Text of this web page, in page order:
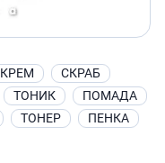
КРЕМ
СКРАБ
ТОНИК
ПОМАДА
ТОНЕР
ПЕНКА